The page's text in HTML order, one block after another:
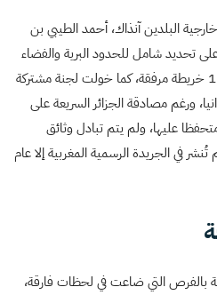
البلدين آنذاك، أحمد الطيبي بن
تحديد شامل للحدود البرية والفضاء
الجوي والموارد تحت الأرض، عبر 15 خريطة مرفقة، كما خولت لجنة مشتركة
ورغم مصادقة الجزائر السريعة على
ظل المغرب متحفظا عليها، ولم يتم تبادل وثائق
ماي 1989، فيما لم تُنشر في الجريدة الرسمية المغربية إلا عام
بالفرص التي ضاعت في لحظات فارقة،